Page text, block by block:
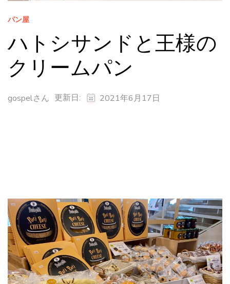
パン屋
ハトシサンドと王様の
クリームパン
gospelさん 更新日: 2021年6月17日